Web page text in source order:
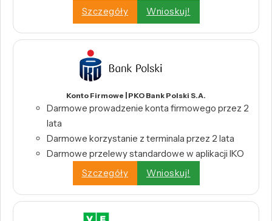
Szczegóły
Wnioskuj!
Konto Firmowe | PKO Bank Polski S.A.
Darmowe prowadzenie konta firmowego przez 2
lata
Darmowe korzystanie z terminala przez 2 lata
Darmowe przelewy standardowe w aplikacji IKO
Szczegóły
Wnioskuj!